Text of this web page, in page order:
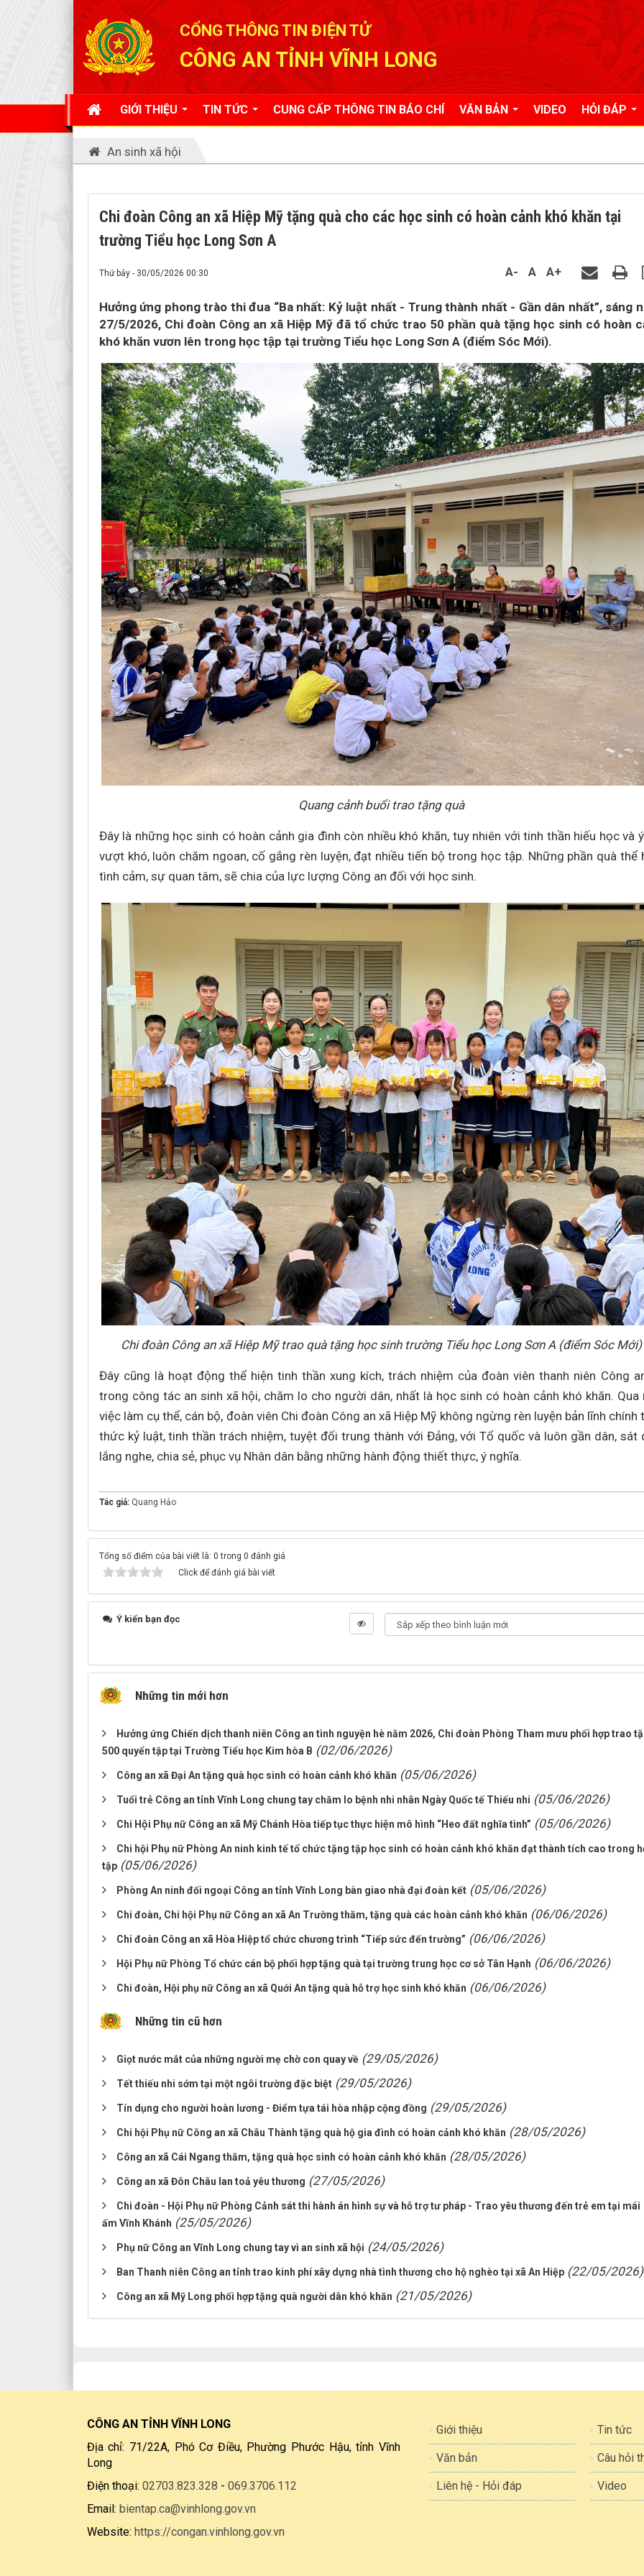
CỔNG THÔNG TIN ĐIỆN TỬ
CÔNG AN TỈNH VĨNH LONG
GIỚI THIỆU TIN TỨC CUNG CẤP THÔNG TIN BÁO CHÍ VĂN BẢN VIDEO HỎI ĐÁP
An sinh xã hội
Chi đoàn Công an xã Hiệp Mỹ tặng quà cho các học sinh có hoàn cảnh khó khăn tại
trường Tiểu học Long Sơn A
Thứ bảy - 30/05/2026 00:30 A- A A+
Hưởng ứng phong trào thi đua “Ba nhất: Kỷ luật nhất - Trung thành nhất - Gần dân nhất”, sáng
27/5/2026, Chi đoàn Công an xã Hiệp Mỹ đã tổ chức trao 50 phần quà tặng học sinh có hoàn
khó khăn vươn lên trong học tập tại trường Tiểu học Long Sơn A (điểm Sóc Mới).
Quang cảnh buổi trao tặng quà
Đây là những học sinh có hoàn cảnh gia đình còn nhiều khó khăn, tuy nhiên với tinh thần hiếu học và
vượt khó, luôn chăm ngoan, cố gắng rèn luyện, đạt nhiều tiến bộ trong học tập. Những phần quà thể
tình cảm, sự quan tâm, sẽ chia của lực lượng Công an đối với học sinh.
Chi đoàn Công an xã Hiệp Mỹ trao quà tặng học sinh trường Tiểu học Long Sơn A (điểm Sóc Mới)
Đây cũng là hoạt động thể hiện tinh thần xung kích, trách nhiệm của đoàn viên thanh niên Công
trong công tác an sinh xã hội, chăm lo cho người dân, nhất là học sinh có hoàn cảnh khó khăn. Qua
việc làm cụ thể, cán bộ, đoàn viên Chi đoàn Công an xã Hiệp Mỹ không ngừng rèn luyện bản lĩnh chính
thức kỷ luật, tinh thần trách nhiệm, tuyệt đối trung thành với Đảng, với Tổ quốc và luôn gần dân, sát
lắng nghe, chia sẻ, phục vụ Nhân dân bằng những hành động thiết thực, ý nghĩa.
Tác giả: Quang Hảo
Tổng số điểm của bài viết là: 0 trong 0 đánh giá
Click để đánh giá bài viết
Ý kiến bạn đọc
Những tin mới hơn
Hưởng ứng Chiến dịch thanh niên Công an tình nguyện hè năm 2026, Chi đoàn Phòng Tham mưu phối hợp trao
500 quyển tập tại Trường Tiểu học Kim hòa B (02/06/2026)
Công an xã Đại An tặng quà học sinh có hoàn cảnh khó khăn (05/06/2026)
Tuổi trẻ Công an tỉnh Vĩnh Long chung tay chăm lo bệnh nhi nhân Ngày Quốc tế Thiếu nhi (05/06/2026)
Chi Hội Phụ nữ Công an xã Mỹ Chánh Hòa tiếp tục thực hiện mô hình “Heo đất nghĩa tình” (05/06/2026)
Chi hội Phụ nữ Phòng An ninh kinh tế tổ chức tặng tập học sinh có hoàn cảnh khó khăn đạt thành tích cao trong
tập (05/06/2026)
Phòng An ninh đối ngoại Công an tỉnh Vĩnh Long bàn giao nhà đại đoàn kết (05/06/2026)
Chi đoàn, Chi hội Phụ nữ Công an xã An Trường thăm, tặng quà các hoàn cảnh khó khăn (06/06/2026)
Chi đoàn Công an xã Hòa Hiệp tổ chức chương trình “Tiếp sức đến trường” (06/06/2026)
Hội Phụ nữ Phòng Tổ chức cán bộ phối hợp tặng quà tại trường trung học cơ sở Tân Hạnh (06/06/2026)
Chi đoàn, Hội phụ nữ Công an xã Quới An tặng quà hỗ trợ học sinh khó khăn (06/06/2026)
Những tin cũ hơn
Giọt nước mắt của những người mẹ chờ con quay về (29/05/2026)
Tết thiếu nhi sớm tại một ngôi trường đặc biệt (29/05/2026)
Tín dụng cho người hoàn lương - Điểm tựa tái hòa nhập cộng đồng (29/05/2026)
Chi hội Phụ nữ Công an xã Châu Thành tặng quà hộ gia đình có hoàn cảnh khó khăn (28/05/2026)
Công an xã Cái Ngang thăm, tặng quà học sinh có hoàn cảnh khó khăn (28/05/2026)
Công an xã Đôn Châu lan toả yêu thương (27/05/2026)
Chi đoàn - Hội Phụ nữ Phòng Cảnh sát thi hành án hình sự và hỗ trợ tư pháp - Trao yêu thương đến trẻ em tại mái
ấm Vĩnh Khánh (25/05/2026)
Phụ nữ Công an Vĩnh Long chung tay vì an sinh xã hội (24/05/2026)
Ban Thanh niên Công an tỉnh trao kinh phí xây dựng nhà tình thương cho hộ nghèo tại xã An Hiệp (22/05/2026)
Công an xã Mỹ Long phối hợp tặng quà người dân khó khăn (21/05/2026)
CÔNG AN TỈNH VĨNH LONG
Địa chỉ: 71/22A, Phó Cơ Điều, Phường Phước Hậu, tỉnh Vĩnh
Long
Điện thoại: 02703.823.328 - 069.3706.112
Email: bientap.ca@vinhlong.gov.vn
Website: https://congan.vinhlong.gov.vn
Giới thiệu Tin tức
Văn bản Câu hỏi
Liên hệ - Hỏi đáp Video